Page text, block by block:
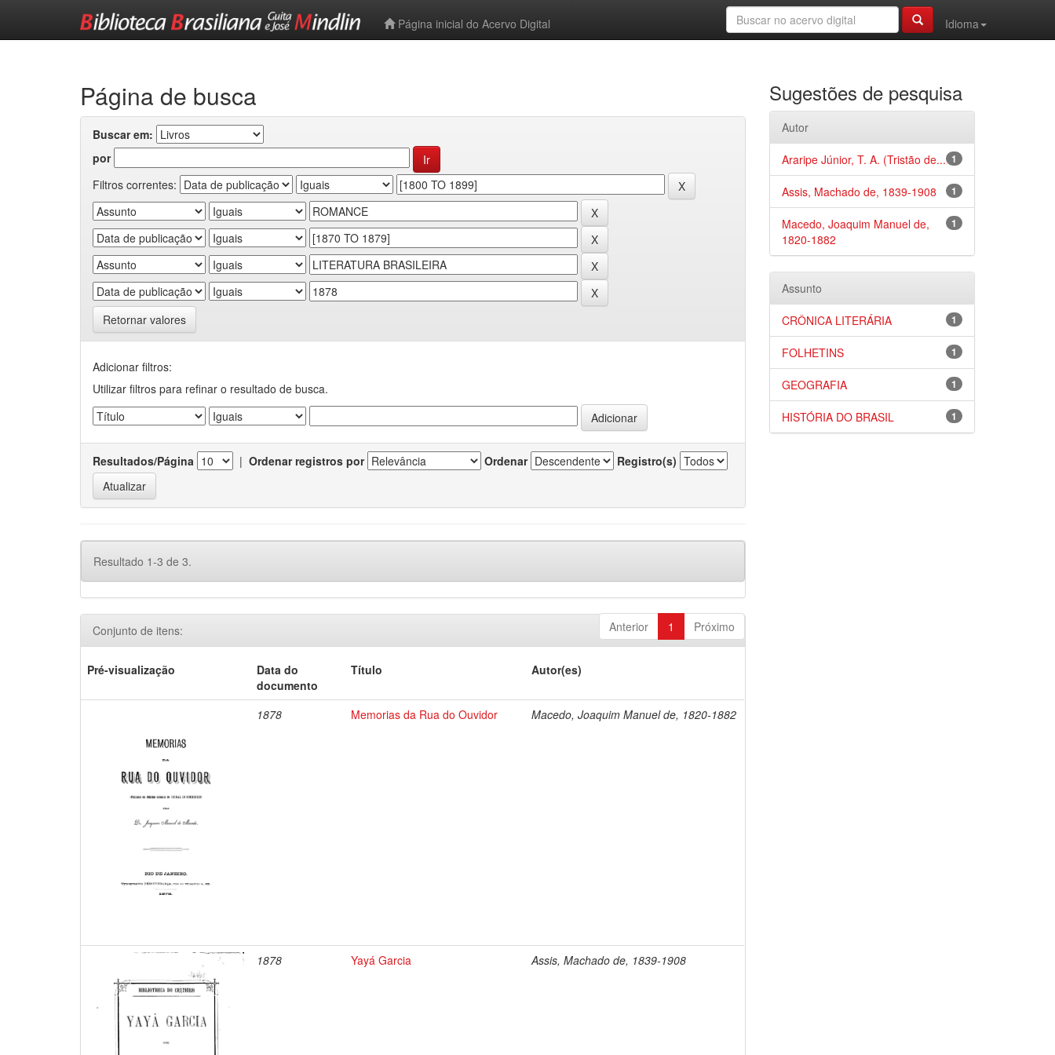
Página inicial do Acervo Digital
Idioma
Página de busca
Buscar em:
por
Filtros correntes:
Retornar valores
Adicionar filtros:
Utilizar filtros para refinar o resultado de busca.
Resultados/Página | Ordenar registros por Ordenar Registro(s)
Resultado 1-3 de 3.
Anterior 1 Próximo
Conjunto de itens:
Pré-visualização
Data do
documento
Título Autor(es)
1878 Memorias da Rua do Ouvidor Macedo, Joaquim Manuel de, 1820-1882
1878 Yayá Garcia Assis, Machado de, 1839-1908
Sugestões de pesquisa
Autor
1
Araripe Júnior, T. A. (Tristão de...
1
Assis, Machado de, 1839-1908
1
Macedo, Joaquim Manuel de,
1820-1882
Assunto
1
CRÔNICA LITERÁRIA
1
FOLHETINS
1
GEOGRAFIA
1
HISTÓRIA DO BRASIL